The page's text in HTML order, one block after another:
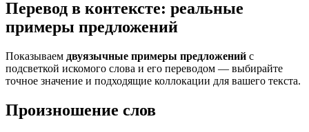
Перевод в контексте: реальные
примеры предложений
Показываем двуязычные примеры предложений с
подсветкой искомого слова и его переводом — выбирайте
точное значение и подходящие коллокации для вашего текста.
Произношение слов